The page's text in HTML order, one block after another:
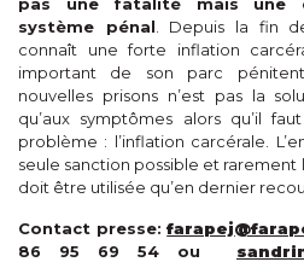
système pénal . Depuis la fin
connaît une forte inflation
important de son parc
nouvelles prisons n’est pas la
qu’aux symptômes alors qu’il
problème : l’inflation carcérale.
seule sanction possible et rarement
doit être utilisée qu’en dernier
Contact presse:farapej
86 95 69 54 ou